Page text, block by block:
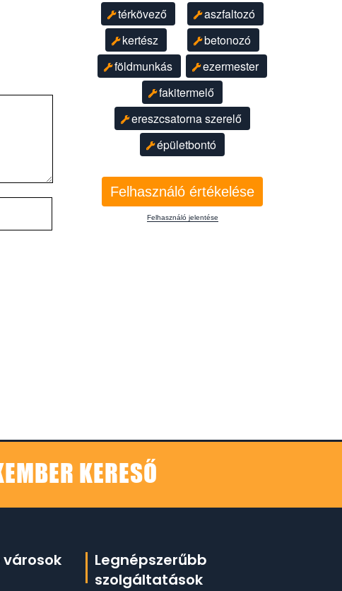
térkövező
aszfaltozó
kertész
betonozó
földmunkás
ezermester
fakitermelő
ereszcsatorna szerelő
épületbontó
Felhasználó értékelése
Felhasználó jelentése
KERESŐ
városok
Legnépszerűbb
szolgáltatások